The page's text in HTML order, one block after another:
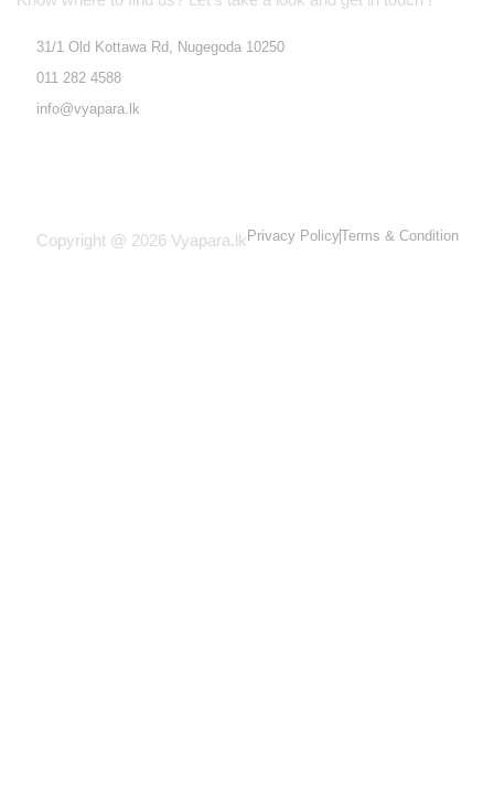
31/1 Old Kottawa Rd, Nugegoda 10250
011 282 4588
info@vyapara.lk
Copyright @ 2026 Vyapara.lkPrivacy PolicyTerms & Condition